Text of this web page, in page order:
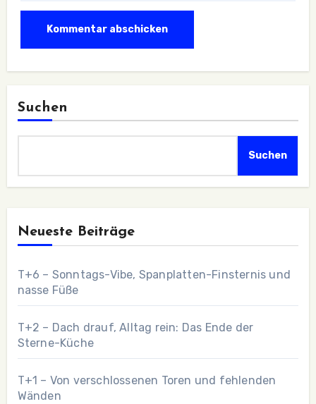
Suchen
Suchen
Neueste Beiträge
T+6 – Sonntags-Vibe, Spanplatten-Finsternis und
nasse Füße
T+2 – Dach drauf, Alltag rein: Das Ende der
Sterne-Küche
T+1 – Von verschlossenen Toren und fehlenden
Wänden